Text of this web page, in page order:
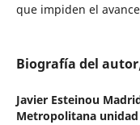
que impiden el
Biografía del
Javier Esteinou
Metropolitana